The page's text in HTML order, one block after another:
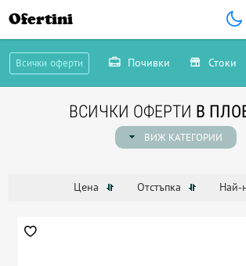
Ofertini
Всички оферти Почивки Стоки
ВСИЧКИ ОФЕРТИ В
ВИЖ КАТЕГОРИИ
Цена Отстъпка Най-